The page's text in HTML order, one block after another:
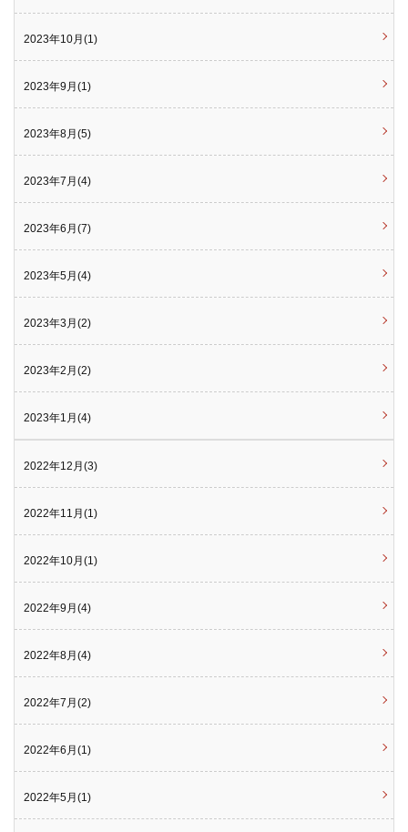
2023年10月(1)
2023年9月(1)
2023年8月(5)
2023年7月(4)
2023年6月(7)
2023年5月(4)
2023年3月(2)
2023年2月(2)
2023年1月(4)
2022年12月(3)
2022年11月(1)
2022年10月(1)
2022年9月(4)
2022年8月(4)
2022年7月(2)
2022年6月(1)
2022年5月(1)